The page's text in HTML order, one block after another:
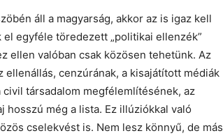
áll a magyarság, akkor az is igaz kell
egyféle töredezett „politikai ellenzék”
ellen valóban csak közösen tehetünk. Az
cenzúrának, a kisajátított médiák
társadalom megfélemlítésének, az
még a lista. Ez illúziókkal való
cselekvést is. Nem lesz könnyű, de más